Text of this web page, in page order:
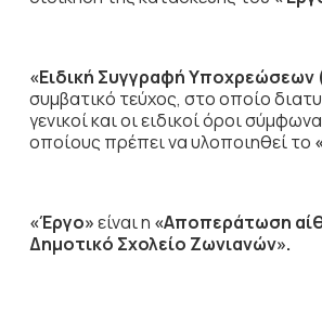
«Ειδική Συγγραφή Υποχρεώσεων
συμβατικό τεύχος, στο οποίο
γενικοί και οι ειδικοί όροι
οποίους πρέπει να υλοποιηθεί το
«Έργο»είναι η «Αποπεράτωση
Δημοτικό Σχολείο Ζωνιανών».